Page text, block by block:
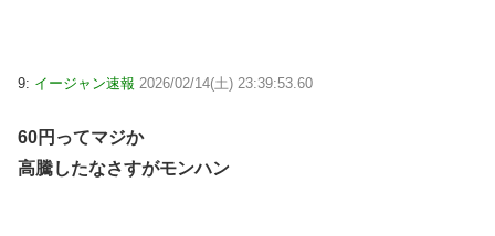
9: イージャン速報 2026/02/14(土) 23:39:53.60
60円ってマジか
高騰したなさすがモンハン